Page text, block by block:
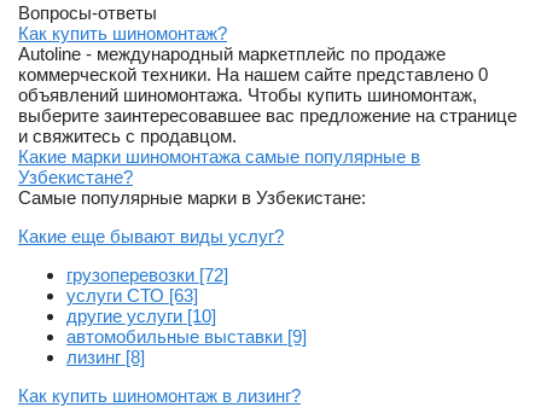
Вопросы-ответы
Как купить шиномонтаж?
Autoline - международный маркетплейс по продаже
коммерческой техники. На нашем сайте представлено 0
объявлений шиномонтажа. Чтобы купить шиномонтаж,
выберите заинтересовавшее вас предложение на странице
и свяжитесь с продавцом.
Какие марки шиномонтажа самые популярные в
Узбекистане?
Самые популярные марки в Узбекистане:
Какие еще бывают виды услуг?
грузоперевозки [72]
услуги СТО [63]
другие услуги [10]
автомобильные выставки [9]
лизинг [8]
Как купить шиномонтаж в лизинг?